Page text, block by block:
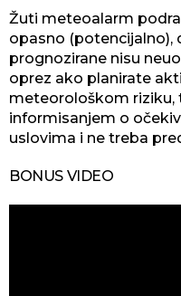
Žuti meteoalarm
opasno (potencijalno),
prognozirane nisu
oprez ako planirate
meteorološkom riziku,
informisanjem o
uslovima i ne treba
BONUS VIDEO